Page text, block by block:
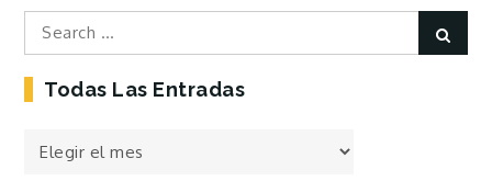
Search
for:
Todas Las Entradas
Todas